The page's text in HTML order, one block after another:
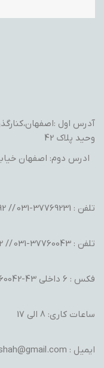
آدرس اول
وحید پلاک 42
ادرس دوم: اصفهان
تلفن : 37769231-031 // 37762892-031
تلفن : 37760043-031 // 37760042-031
فکس : 6 داخلی 43-37760042-031
ساعات کاری: 8 الی 17
ایمیل : spe.shah@gmail.com